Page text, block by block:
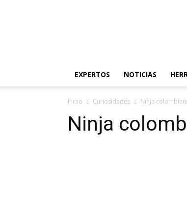
EXPERTOS NOTICIAS
Inicio Curiosidades Ninja
Ninja